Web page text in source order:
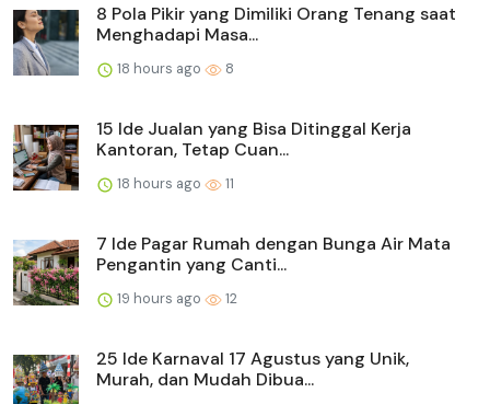
8 Pola Pikir yang Dimiliki Orang Tenang saat
Menghadapi Masa...
18 hours ago 8
15 Ide Jualan yang Bisa Ditinggal Kerja
Kantoran, Tetap Cuan...
18 hours ago 11
7 Ide Pagar Rumah dengan Bunga Air Mata
Pengantin yang Canti...
19 hours ago 12
25 Ide Karnaval 17 Agustus yang Unik,
Murah, dan Mudah Dibua...